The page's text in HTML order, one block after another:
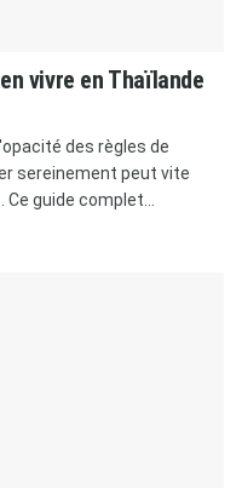
vivre en Thaïlande
des règles de
sereinement peut vite
guide complet...